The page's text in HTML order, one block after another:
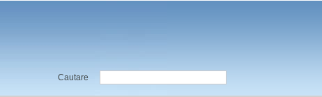
Cautare